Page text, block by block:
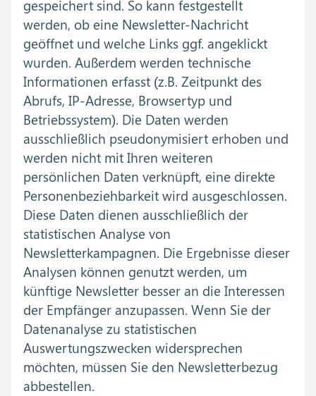
gespeichert sind. So kann festgestellt
werden, ob eine Newsletter-Nachricht
geöffnet und welche Links ggf. angeklickt
wurden. Außerdem werden technische
Informationen erfasst (z.B. Zeitpunkt des
Abrufs, IP-Adresse, Browsertyp und
Betriebssystem). Die Daten werden
ausschließlich pseudonymisiert erhoben und
werden nicht mit Ihren weiteren
persönlichen Daten verknüpft, eine direkte
Personenbeziehbarkeit wird ausgeschlossen.
Diese Daten dienen ausschließlich der
statistischen Analyse von
Newsletterkampagnen. Die Ergebnisse dieser
Analysen können genutzt werden, um
künftige Newsletter besser an die Interessen
der Empfänger anzupassen. Wenn Sie der
Datenanalyse zu statistischen
Auswertungszwecken widersprechen
möchten, müssen Sie den Newsletterbezug
abbestellen.